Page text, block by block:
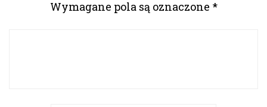
Wymagane pola są oznaczone *